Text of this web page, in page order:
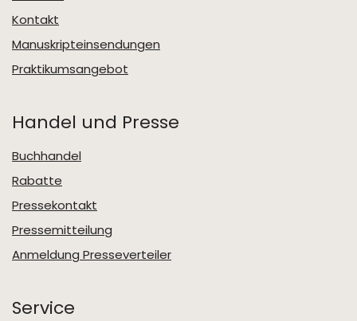
Kontakt
Manuskripteinsendungen
Praktikumsangebot
Handel und Presse
Buchhandel
Rabatte
Pressekontakt
Pressemitteilung
Anmeldung Presseverteiler
Service